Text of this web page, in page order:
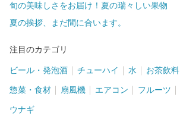
旬の美味しさをお届け！夏の瑞々しい果物
夏の挨拶、まだ間に合います。
注目のカテゴリ
ビール・発泡酒 チューハイ 水 お茶飲料
惣菜・食材 扇風機 エアコン フルーツ
ウナギ